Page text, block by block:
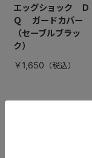
エッグショック Ｄ
Ｑ ガードカバー
（セーブルブラッ
ク）
￥1,650